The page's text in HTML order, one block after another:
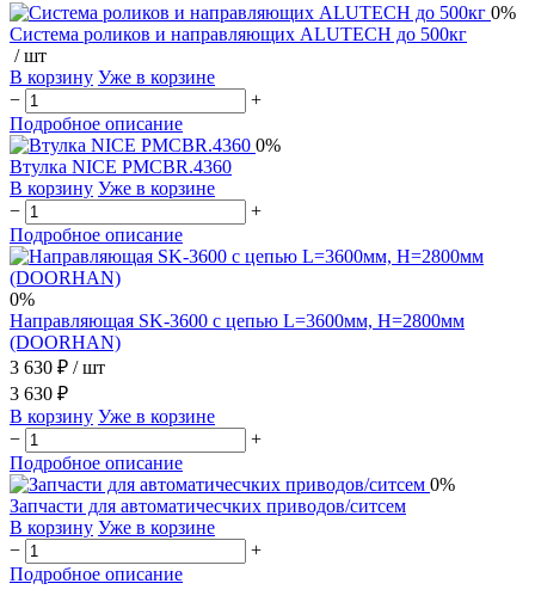
0%
Система роликов и направляющих ALUTECH до 500кг
/ шт
В корзину Уже в корзине
−
+
Подробное описание
0%
Втулка NICE PMCBR.4360
В корзину Уже в корзине
−
+
Подробное описание
0%
Направляющая SK-3600 с цепью L=3600мм, H=2800мм
(DOORHAN)
3 630 ₽ / шт
3 630 ₽
В корзину Уже в корзине
−
+
Подробное описание
0%
Запчасти для автоматичесчких приводов/ситсем
В корзину Уже в корзине
−
+
Подробное описание